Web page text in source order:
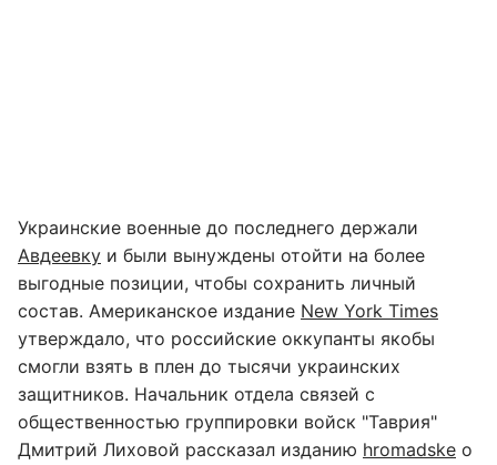
Украинские военные до последнего держали
Авдеевку и были вынуждены отойти на более
выгодные позиции, чтобы сохранить личный
состав. Американское издание New York Times
утверждало, что российские оккупанты якобы
смогли взять в плен до тысячи украинских
защитников. Начальник отдела связей с
общественностью группировки войск "Таврия"
Дмитрий Лиховой рассказал изданию hromadske о